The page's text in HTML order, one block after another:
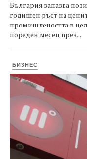
България запазва
годишен ръст на
промишлеността в
пореден месец през...
БИЗНЕС